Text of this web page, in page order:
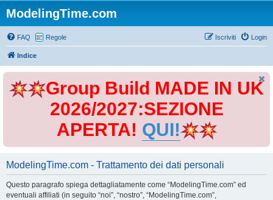
ModelingTime.com
FAQ Regole Login
Iscriviti
Indice
Group Build MADE IN UK
2026/2027:SEZIONE
APERTA! QUI!
ModelingTime.com - Trattamento dei dati personali
Questo paragrafo spiega dettagliatamente come “ModelingTime.com” ed
eventuali affiliati (in seguito “noi”, “nostro”, “ModelingTime.com”,